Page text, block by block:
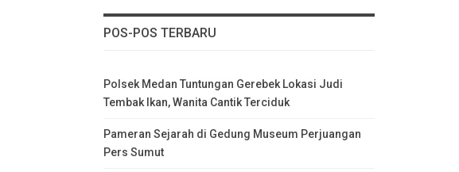
POS-POS TERBARU
Polsek Medan Tuntungan Gerebek Lokasi Judi
Tembak Ikan, Wanita Cantik Terciduk
Pameran Sejarah di Gedung Museum Perjuangan
Pers Sumut